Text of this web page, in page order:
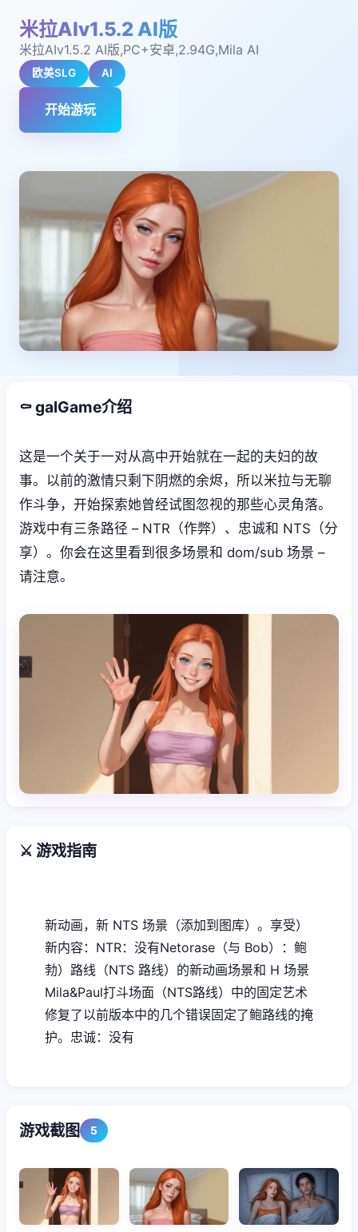
米拉AIv1.5.2 AI版
米拉AIv1.5.2 AI版,PC+安卓,2.94G,Mila AI
欧美SLG AI
开始游玩
⚰️ galGame介绍
这是一个关于一对从高中开始就在一起的夫妇的故
事。以前的激情只剩下阴燃的余烬，所以米拉与无聊
作斗争，开始探索她曾经试图忽视的那些心灵角落。
游戏中有三条路径 – NTR（作弊）、忠诚和 NTS（分
享）。你会在这里看到很多场景和 dom/sub 场景 –
请注意。
⚔️ 游戏指南
新动画，新 NTS 场景（添加到图库）。享受）
新内容：NTR：没有Netorase（与 Bob）：鲍
勃）路线（NTS 路线）的新动画场景和 H 场景
Mila&Paul打斗场面（NTS路线）中的固定艺术
修复了以前版本中的几个错误固定了鲍路线的掩
护。忠诚：没有
游戏截图 5